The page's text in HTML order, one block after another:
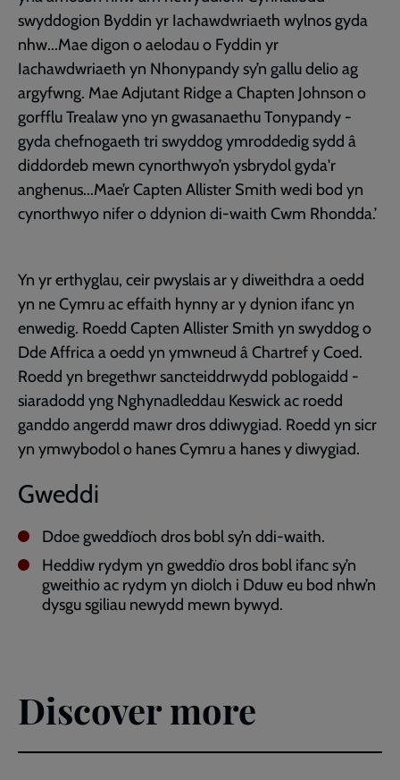
swyddogion Byddin yr Iachawdwriaeth wylnos gyda
nhw...Mae digon o aelodau o Fyddin yr
Iachawdwriaeth yn Nhonypandy sy’n gallu delio ag
argyfwng. Mae Adjutant Ridge a Chapten Johnson o
gorfflu Trealaw yno yn gwasanaethu Tonypandy -
gyda chefnogaeth tri swyddog ymroddedig sydd â
diddordeb mewn cynorthwyo’n ysbrydol gyda'r
anghenus...Mae’r Capten Allister Smith wedi bod yn
cynorthwyo nifer o ddynion di-waith Cwm Rhondda.’
Yn yr erthyglau, ceir pwyslais ar y diweithdra a oedd
yn ne Cymru ac effaith hynny ar y dynion ifanc yn
enwedig. Roedd Capten Allister Smith yn swyddog o
Dde Affrica a oedd yn ymwneud â Chartref y Coed.
Roedd yn bregethwr sancteiddrwydd poblogaidd -
siaradodd yng Nghynadleddau Keswick ac roedd
ganddo angerdd mawr dros ddiwygiad. Roedd yn sicr
yn ymwybodol o hanes Cymru a hanes y diwygiad.
Gweddi
Ddoe gweddïoch dros bobl sy’n ddi-waith.
Heddiw rydym yn gweddïo dros bobl ifanc sy’n
gweithio ac rydym yn diolch i Dduw eu bod nhw’n
dysgu sgiliau newydd mewn bywyd.
Discover more